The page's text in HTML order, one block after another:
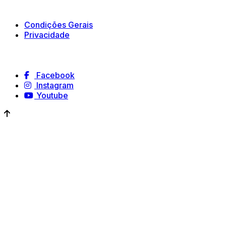
Condições Gerais
Privacidade
Facebook
Instagram
Youtube